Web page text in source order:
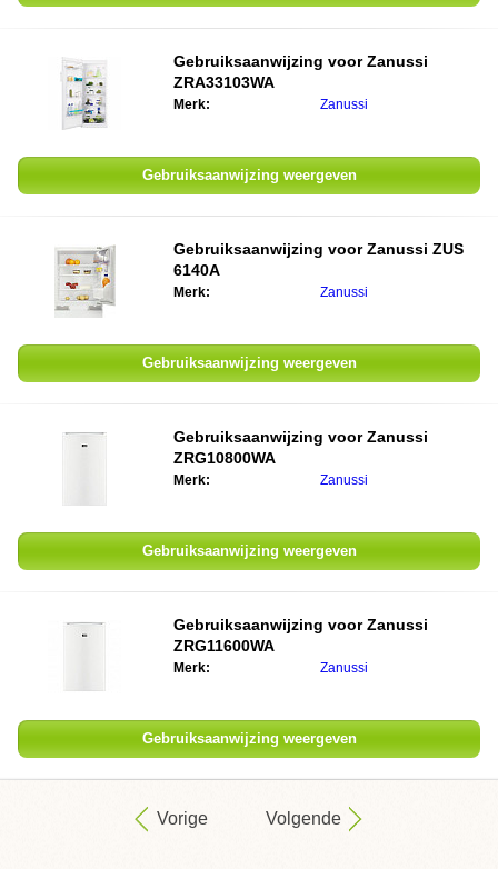
Gebruiksaanwijzing voorZanussi
ZRA33103WA
Merk: Zanussi
Gebruiksaanwijzing weergeven
Gebruiksaanwijzing voorZanussi ZUS
6140A
Merk: Zanussi
Gebruiksaanwijzing weergeven
Gebruiksaanwijzing voorZanussi
ZRG10800WA
Merk: Zanussi
Gebruiksaanwijzing weergeven
Gebruiksaanwijzing voorZanussi
ZRG11600WA
Merk: Zanussi
Gebruiksaanwijzing weergeven
Vorige Volgende